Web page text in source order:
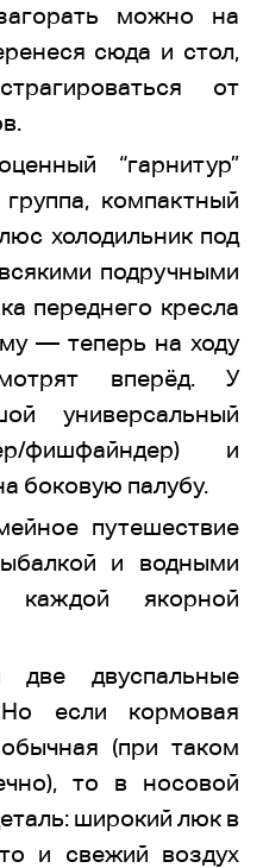
можно на
сюда и стол,
от
“гарнитур”
компактный
холодильник под
подручными
переднего кресла
— теперь на ходу
вперёд. У
универсальный
фишфайндер) и
боковую палубу.
путешествие
и водными
каждой якорной
две двуспальные
если кормовая
(при таком
то в носовой
широкий люк в
и свежий воздух